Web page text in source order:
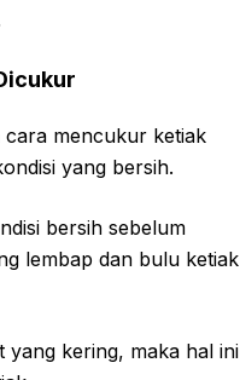
mencukur ketiak
yang bersih.
bersih sebelum
lembap dan bulu ketiak
yang kering, maka hal ini